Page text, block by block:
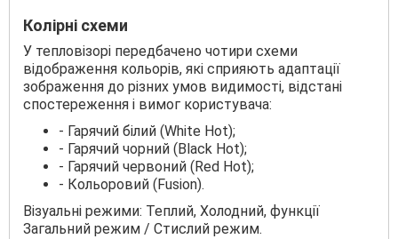
Колірні схеми
У тепловізорі передбачено чотири схеми
відображення кольорів, які сприяють адаптації
зображення до різних умов видимості, відстані
спостереження і вимог користувача:
- Гарячий білий (White Hot);
- Гарячий чорний (Black Hot);
- Гарячий червоний (Red Hot);
- Кольоровий (Fusion).
Візуальні режими: Теплий, Холодний, функції
Загальний режим / Стислий режим.